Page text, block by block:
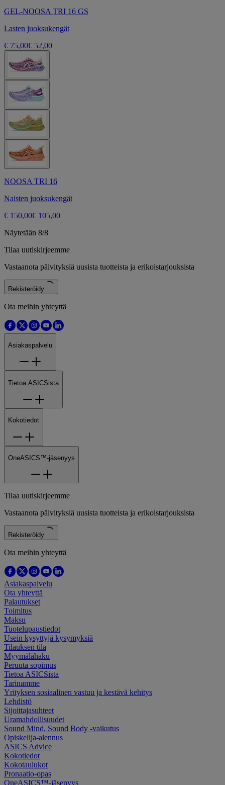
GEL-NOOSA TRI 16 GS
Lasten juoksukengät
€ 75,00€ 52,00
NOOSA TRI 16
Naisten juoksukengät
€ 150,00€ 105,00
Näytetään 8/8
Tilaa uutiskirjeemme
Vastaanota päivityksiä uusista tuotteista ja erikoistarjouksista
Rekisteröidy
Ota meihin yhteyttä
Asiakaspalvelu
Tietoa ASICSista
Kokotiedot
OneASICS™-jäsenyys
Tilaa uutiskirjeemme
Vastaanota päivityksiä uusista tuotteista ja erikoistarjouksista
Rekisteröidy
Ota meihin yhteyttä
Asiakaspalvelu
Ota yhteyttä
Palautukset
Toimitus
Maksu
Tuotelupaustiedot
Usein kysyttyjä kysymyksiä
Tilauksen tila
Myymälähaku
Peruuta sopimus
Tietoa ASICSista
Tarinamme
Yrityksen sosiaalinen vastuu ja kestävä kehitys
Lehdistö
Sijoittajasuhteet
Uramahdollisuudet
Sound Mind, Sound Body -vaikutus
Opiskelija-alennus
ASICS Advice
Kokotiedot
Kokotaulukot
Pronaatio-opas
OneASICS™-jäsenyys